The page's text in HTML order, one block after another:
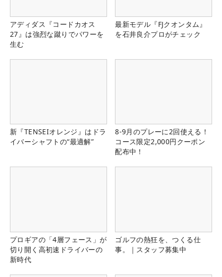
アディダス『コードカオス
27』は強烈な蹴りでパワーを
生む
最新モデル『FJクオンタム』
を石井良介プロがチェック
新『TENSEIオレンジ』はドラ
イバーシャフトの“最適解”
8-9月のプレーに2回使える！
コース限定2,000円クーポン
配布中！
プロギアの「4層フェース」が
切り開く高初速ドライバーの
新時代
ゴルフの熱狂を、つくる仕
事。｜スタッフ募集中